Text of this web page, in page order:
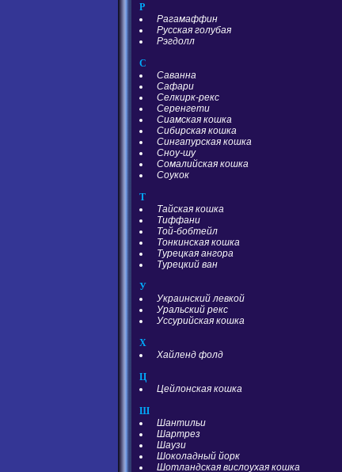
Р
Рагамаффин
Русская голубая
Рэгдолл
С
Саванна
Сафари
Селкирк-рекс
Серенгети
Сиамская кошка
Сибирская кошка
Сингапурская кошка
Сноу-шу
Сомалийская кошка
Соукок
Т
Тайская кошка
Тиффани
Той-бобтейл
Тонкинская кошка
Турецкая ангора
Турецкий ван
У
Украинский левкой
Уральский рекс
Уссурийская кошка
Х
Хайленд фолд
Ц
Цейлонская кошка
Ш
Шантильи
Шартрез
Шаузи
Шоколадный йорк
Шотландская вислоухая кошка